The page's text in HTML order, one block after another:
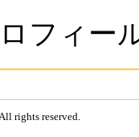
フィー
rights reserved.